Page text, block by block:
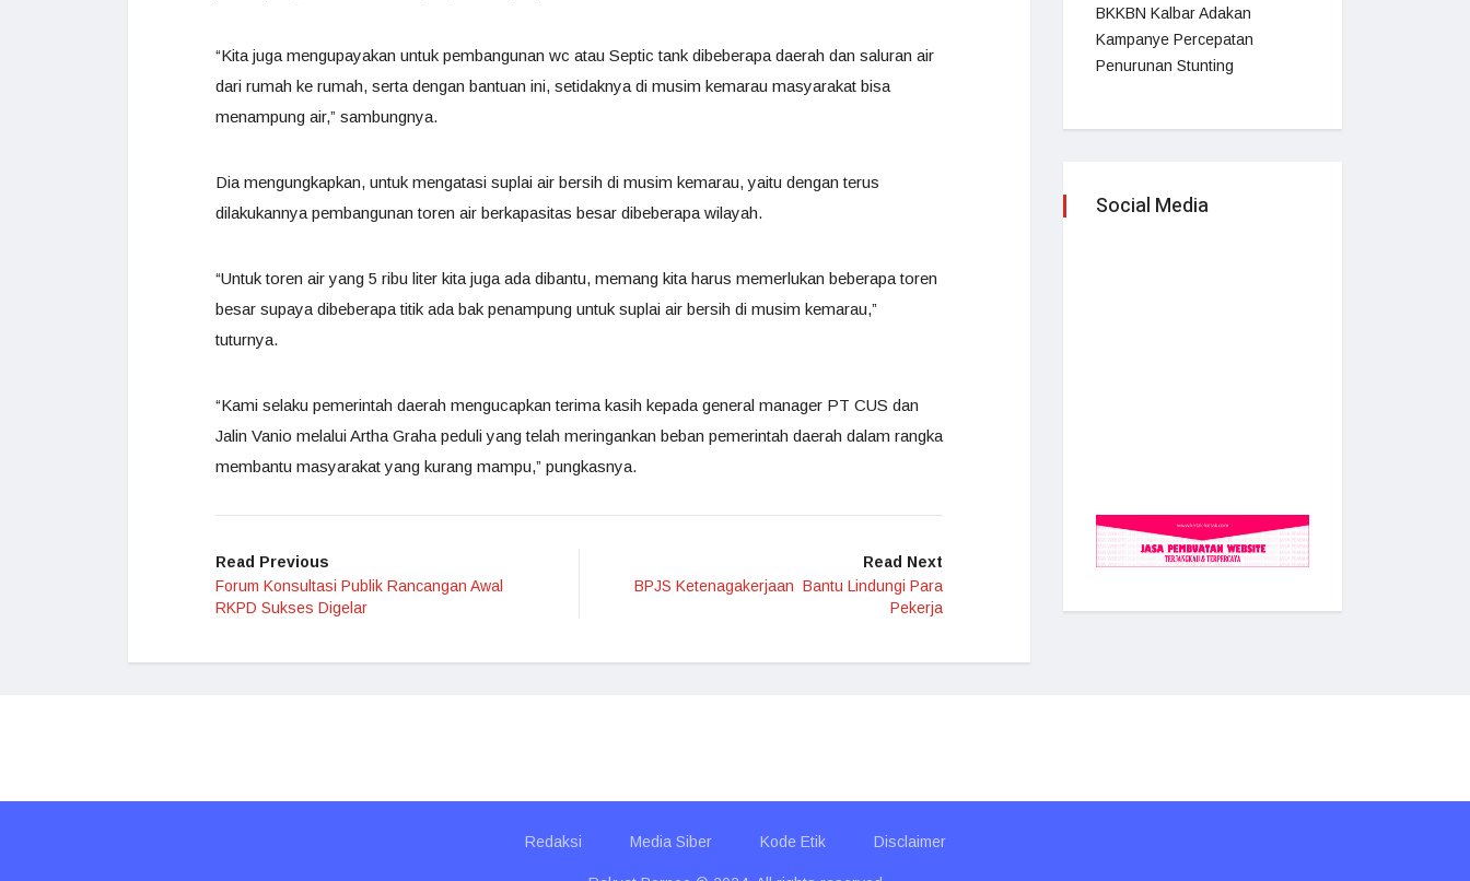
“Kita juga mengupayakan untuk pembangunan wc atau Septic tank dibeberapa daerah dan saluran air
dari rumah ke rumah, serta dengan bantuan ini, setidaknya di musim kemarau masyarakat bisa
menampung air,” sambungnya.
Dia mengungkapkan, untuk mengatasi suplai air bersih di musim kemarau, yaitu dengan terus
dilakukannya pembangunan toren air berkapasitas besar dibeberapa wilayah.
“Untuk toren air yang 5 ribu liter kita juga ada dibantu, memang kita harus memerlukan beberapa toren
besar supaya dibeberapa titik ada bak penampung untuk suplai air bersih di musim kemarau,”
tuturnya.
“Kami selaku pemerintah daerah mengucapkan terima kasih kepada general manager PT CUS dan
Jalin Vanio melalui Artha Graha peduli yang telah meringankan beban pemerintah daerah dalam rangka
membantu masyarakat yang kurang mampu,” pungkasnya.
Read Previous
Forum Konsultasi Publik Rancangan Awal
RKPD Sukses Digelar
Read Next
BPJS Ketenagakerjaan Bantu Lindungi Para
Pekerja
BKKBN Kalbar Adakan
Kampanye Percepatan
Penurunan Stunting
Social Media
Redaksi Media Siber Kode Etik Disclaimer